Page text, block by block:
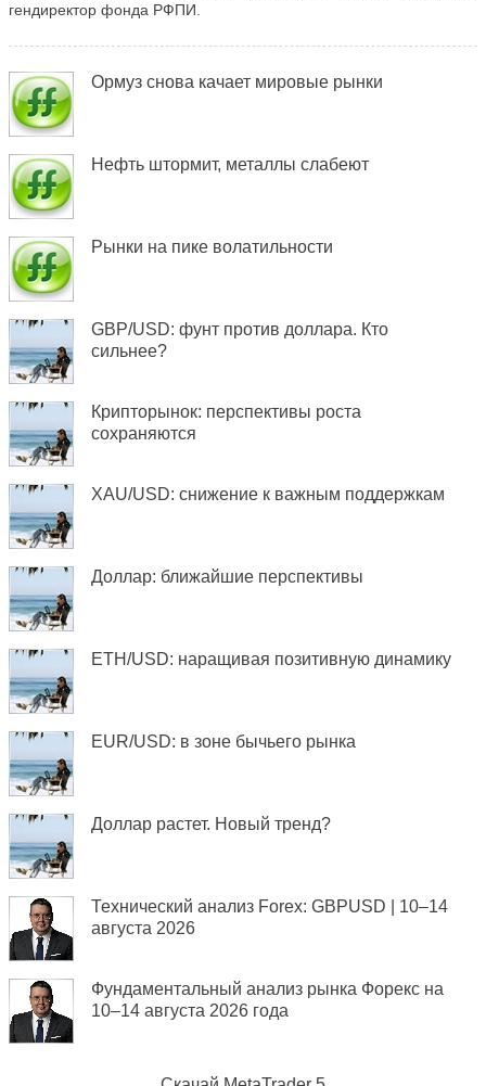
гендиректор фонда РФПИ.
Ормуз снова качает мировые рынки
Нефть штормит, металлы слабеют
Рынки на пике волатильности
GBP/USD: фунт против доллара. Кто
сильнее?
Крипторынок: перспективы роста
сохраняются
XAU/USD: снижение к важным поддержкам
Доллар: ближайшие перспективы
ETH/USD: наращивая позитивную динамику
EUR/USD: в зоне бычьего рынка
Доллар растет. Новый тренд?
Технический анализ Forex: GBPUSD | 10–14
августа 2026
Фундаментальный анализ рынка Форекс на
10–14 августа 2026 года